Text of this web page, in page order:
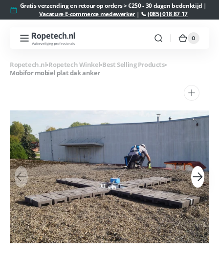
naar de
content
Gratis verzending en retour op orders > €250 - 30 dagen bedenktijd |
Vacature E-commerce medewerker| 📞(085) 018 87 17
Ropetech.nl 0
0
1
van
media
openen
in
galerieweergave
Ropetech.nl Ropetech Winkel Best Selling Products
Mobifor mobiel plat dak anker